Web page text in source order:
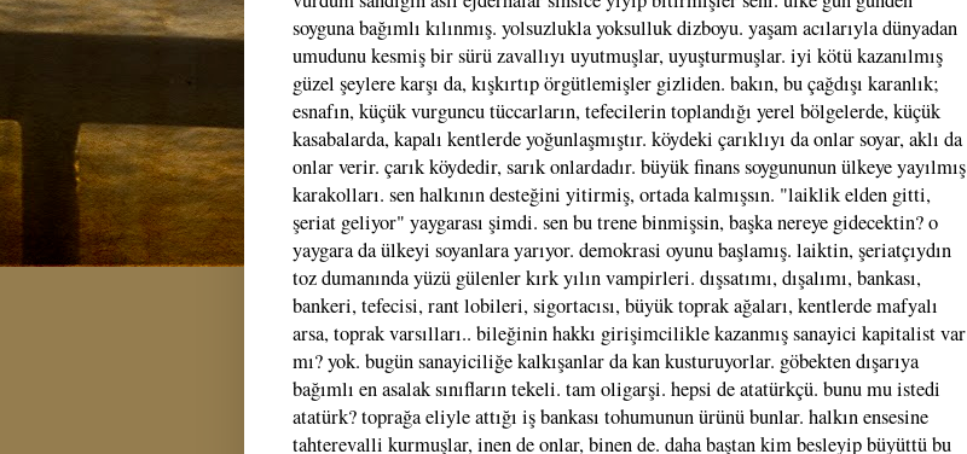
soyguna bağımlı kılınmış. yolsuzlukla yoksulluk dizboyu. yaşam acılarıyla dünyadan
umudunu kesmiş bir sürü zavallıyı uyutmuşlar, uyuşturmuşlar. iyi kötü kazanılmış
güzel şeylere karşı da, kışkırtıp örgütlemişler gizliden. bakın, bu çağdışı karanlık;
esnafın, küçük vurguncu tüccarların, tefecilerin toplandığı yerel bölgelerde, küçük
kasabalarda, kapalı kentlerde yoğunlaşmıştır. köydeki çarıklıyı da onlar soyar, aklı da
onlar verir. çarık köydedir, sarık onlardadır. büyük finans soygununun ülkeye yayılmış
karakolları. sen halkının desteğini yitirmiş, ortada kalmışsın. "laiklik elden gitti,
şeriat geliyor" yaygarası şimdi. sen bu trene binmişsin, başka nereye gidecektin? o
yaygara da ülkeyi soyanlara yarıyor. demokrasi oyunu başlamış. laiktin, şeriatçıydın
toz dumanında yüzü gülenler kırk yılın vampirleri. dışsatımı, dışalımı, bankası,
bankeri, tefecisi, rant lobileri, sigortacısı, büyük toprak ağaları, kentlerde mafyalı
arsa, toprak varsılları.. bileğinin hakkı girişimcilikle kazanmış sanayici kapitalist var
mı? yok. bugün sanayiciliğe kalkışanlar da kan kusturuyorlar. göbekten dışarıya
bağımlı en asalak sınıfların tekeli. tam oligarşi. hepsi de atatürkçü. bunu mu istedi
atatürk? toprağa eliyle attığı iş bankası tohumunun ürünü bunlar. halkın ensesine
tahterevalli kurmuşlar, inen de onlar, binen de. daha baştan kim besleyip büyüttü bu